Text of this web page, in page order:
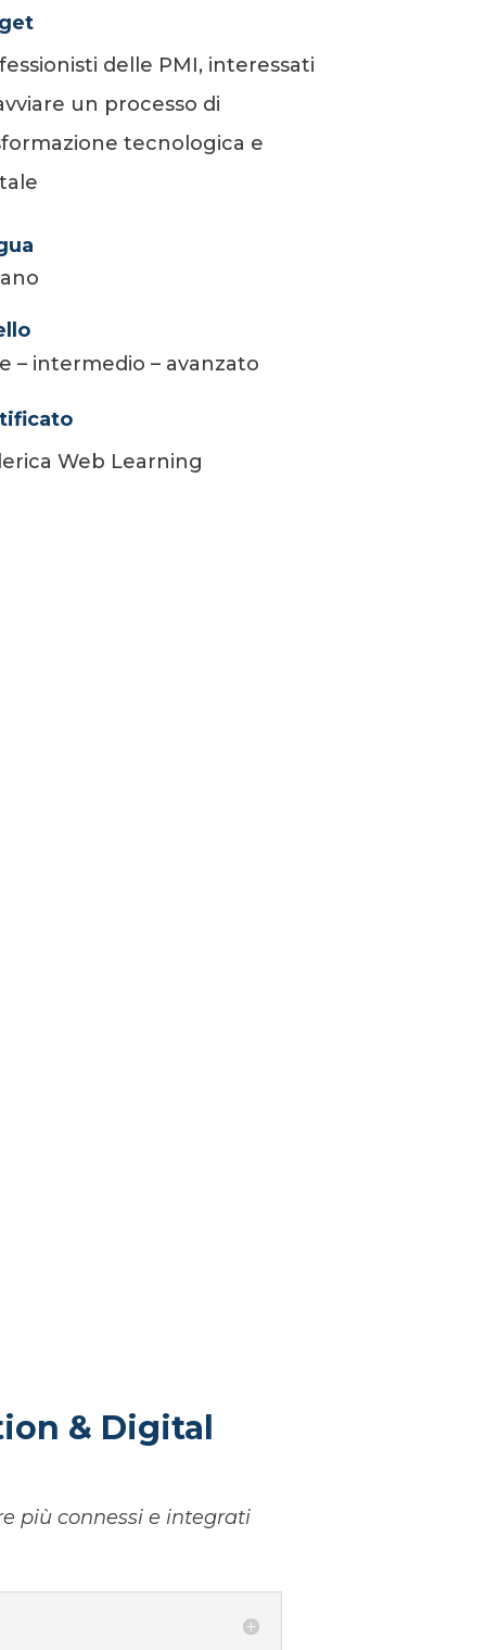
delle PMI, interessati
un processo di
tecnologica e
– intermedio – avanzato
Web Learning
& Digital
più connessi e integrati